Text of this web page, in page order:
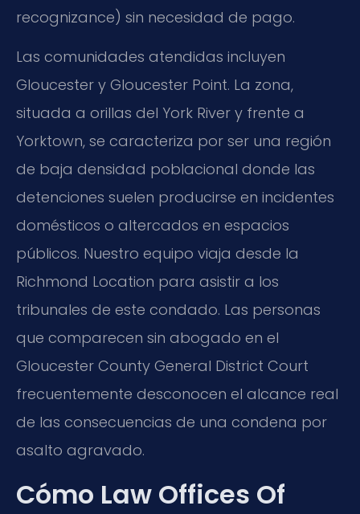
recognizance) sin necesidad de pago.
Las comunidades atendidas incluyen
Gloucester y Gloucester Point. La zona,
situada a orillas del York River y frente a
Yorktown, se caracteriza por ser una región
de baja densidad poblacional donde las
detenciones suelen producirse en incidentes
domésticos o altercados en espacios
públicos. Nuestro equipo viaja desde la
Richmond Location para asistir a los
tribunales de este condado. Las personas
que comparecen sin abogado en el
Gloucester County General District Court
frecuentemente desconocen el alcance real
de las consecuencias de una condena por
asalto agravado.
Cómo Law Offices Of